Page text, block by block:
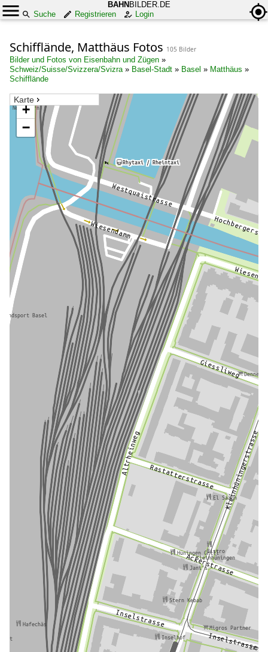
BAHN BILDER.DE
Suche
Registrieren Login
Schifflände, Matthäus Fotos 105 Bilder
Bilder und Fotos von Eisenbahn und Zügen »
Schweiz/Suisse/Svizzera/Svizra» Basel-Stadt » Basel » Matthäus »
Schifflände
Karte
+
−